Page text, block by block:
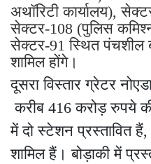
अथॉरिटी कार्यालय),
सेक्टर-108 (पुलिस
सेक्टर-91 स्थित
शामिल होंगे।
दूसरा विस्तार ग्रेटर
करीब 416 करोड़ रुपये
में दो स्टेशन प्रस्तावित
शामिल हैं। बोड़ाकी में